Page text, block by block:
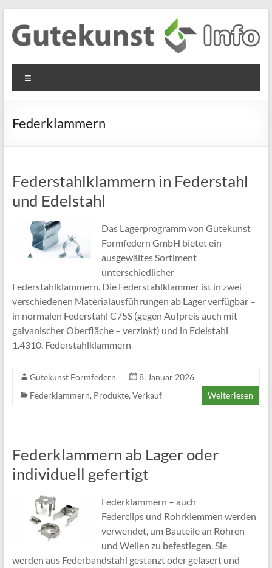
Inhalt
springen
Gutekunst
Formfedern
GmbH
Informationen
Flachmaterial
Federklammern
Federstahlklammern in Federstahl
und Edelstahl
Das Lagerprogramm von Gutekunst
Formfedern GmbH bietet ein
ausgewältes Sortiment
unterschiedlicher
Federstahlklammern. Die Federstahlklammer ist in zwei
verschiedenen Materialausführungen ab Lager verfügbar –
in normalen Federstahl C75S (gegen Aufpreis auch mit
galvanischer Oberfläche – verzinkt) und in Edelstahl
1.4310. Federstahlklammern
Gutekunst Formfedern
8. Januar 2026
Federklammern, Produkte, Verkauf Weiterlesen
Federklammern ab Lager oder
individuell gefertigt
Federklammern – auch
Federclips und Rohrklemmen werden
verwendet, um Bauteile an Rohren
und Wellen zu befestiegen. Sie
werden aus Federbandstahl gestanzt oder gelasert und